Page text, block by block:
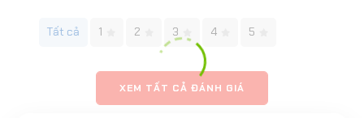
Tất cả 1 2 3 4 5
XEM TẤT CẢ ĐÁNH GIÁ